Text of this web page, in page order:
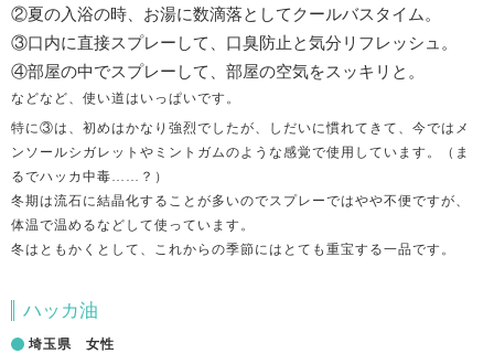
②夏の入浴の時、お湯に数滴落としてクールバスタイム。
③口内に直接スプレーして、口臭防止と気分リフレッシュ。
④部屋の中でスプレーして、部屋の空気をスッキリと。
などなど、使い道はいっぱいです。
特に③は、初めはかなり強烈でしたが、しだいに慣れてきて、今ではメ
ンソールシガレットやミントガムのような感覚で使用しています。（ま
るでハッカ中毒……？）
冬期は流石に結晶化することが多いのでスプレーではやや不便ですが、
体温で温めるなどして使っています。
冬はともかくとして、これからの季節にはとても重宝する一品です。
ハッカ油
埼玉県 女性